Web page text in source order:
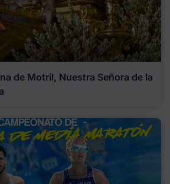
de Motril, Nuestra Señora de la